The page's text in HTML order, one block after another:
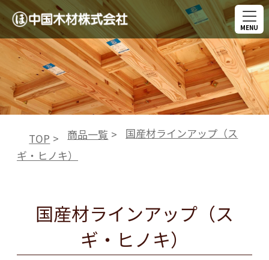
MENU
TOP 商品一覧
国産材ラインアップ（ス
ギ・ヒノキ）
国産材ラインアップ（ス
ギ・ヒノキ）